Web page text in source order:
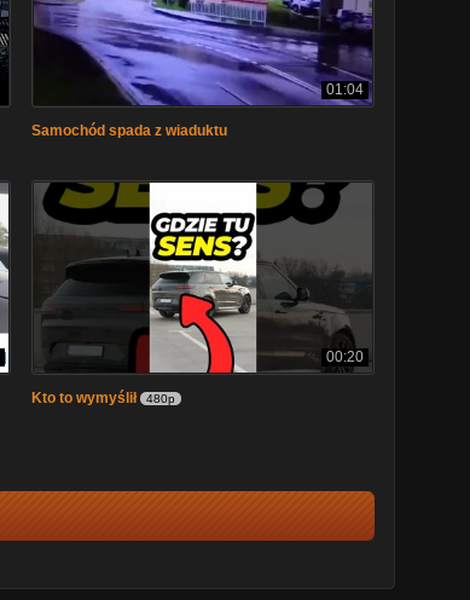
01:04
Samochód spada z wiaduktu
00:20
Kto to wymyślił 480p